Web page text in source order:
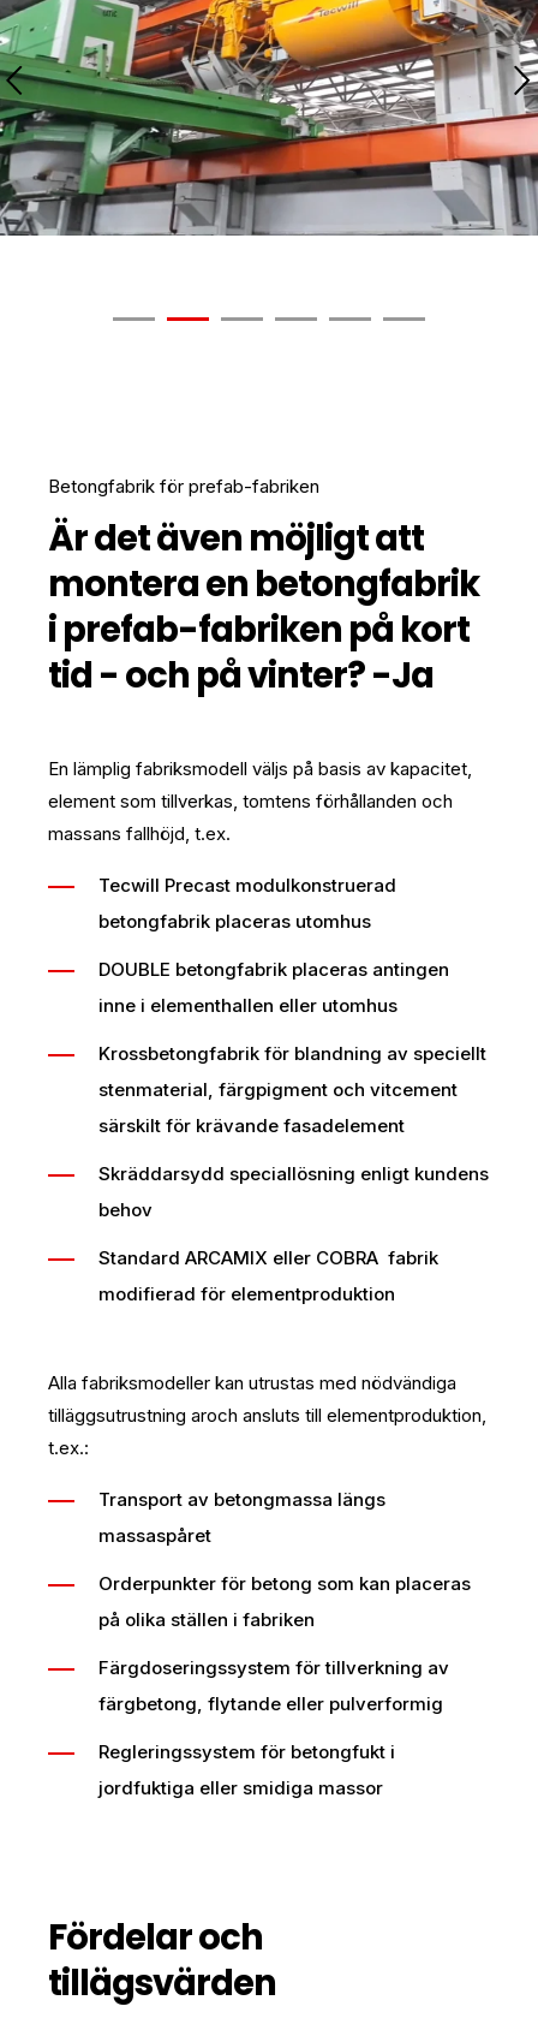
Betongfabrik för prefab-fabriken
Är det även möjligt att
montera en betongfabrik
i prefab-fabriken på kort
tid - och på vinter? -Ja
En lämplig fabriksmodell väljs på basis av kapacitet,
element som tillverkas, tomtens förhållanden och
massans fallhöjd, t.ex.
Tecwill Precast modulkonstruerad
betongfabrik placeras utomhus
DOUBLE betongfabrik placeras antingen
inne i elementhallen eller utomhus
Krossbetongfabrik för blandning av speciellt
stenmaterial, färgpigment och vitcement
särskilt för krävande fasadelement
Skräddarsydd speciallösning enligt kundens
behov
Standard ARCAMIX eller COBRA fabrik
modifierad för elementproduktion
Alla fabriksmodeller kan utrustas med nödvändiga
tilläggsutrustning aroch ansluts till elementproduktion,
t.ex.:
Transport av betongmassa längs
massaspåret
Orderpunkter för betong som kan placeras
på olika ställen i fabriken
Färgdoseringssystem för tillverkning av
färgbetong, flytande eller pulverformig
Regleringssystem för betongfukt i
jordfuktiga eller smidiga massor
Fördelar och
tillägsvärden